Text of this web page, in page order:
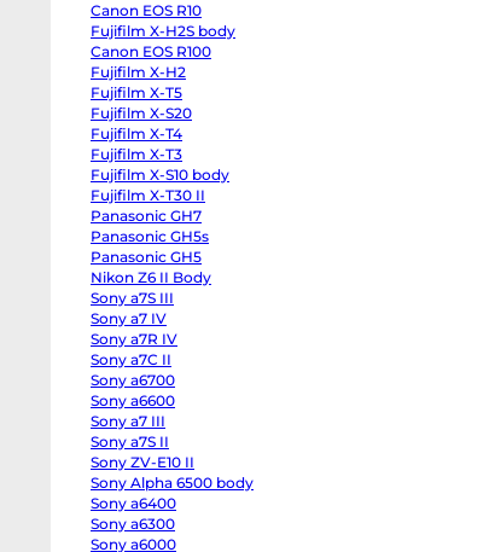
Canon EOS R10
Fujifilm X-H2S body
Canon EOS R100
Fujifilm X-H2
Fujifilm X-T5
Fujifilm X-S20
Fujifilm X-T4
Fujifilm X-T3
Fujifilm X-S10 body
Fujifilm X-T30 II
Panasonic GH7
Panasonic GH5s
Panasonic GH5
Nikon Z6 II Body
Sony a7S III
Sony a7 IV
Sony a7R IV
Sony a7C II
Sony a6700
Sony a6600
Sony a7 III
Sony a7S II
Sony ZV-E10 II
Sony Alpha 6500 body
Sony a6400
Sony a6300
Sony a6000